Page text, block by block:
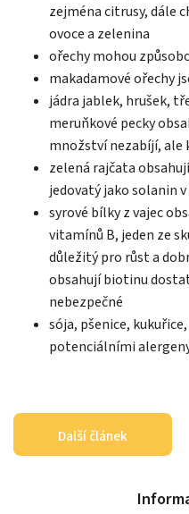
zejména citrusy, dále
ovoce a zelenina
ořechy mohou
makadamové ořechy
jádra jablek, hrušek,
meruňkové pecky
množství nezabíjí, ale
zelená rajčata
jedovatý jako solanin
syrové bílky z vajec
vitamínů B, jeden ze
důležitý pro růst a
obsahují biotinu
nebezpečné
sója, pšenice,
potenciálními
Další článek